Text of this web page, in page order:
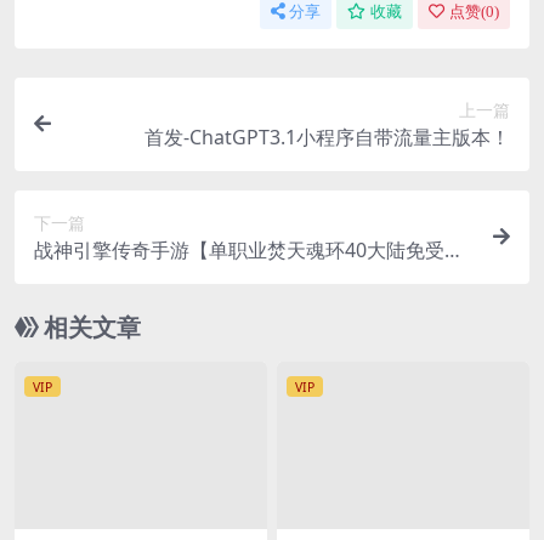
分享 收藏 点赞(0)
上一篇
首发-ChatGPT3.1小程序自带流量主版本！
下一篇
战神引擎传奇手游【单职业焚天魂环40大陆免受权
界穿梭+最终篇章
相关文章
VIP VIP